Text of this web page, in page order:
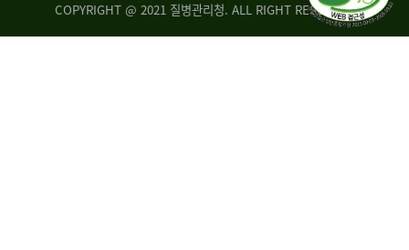
COPYRIGHT @ 2021 질병관리청. ALL RIGHT RESERVED